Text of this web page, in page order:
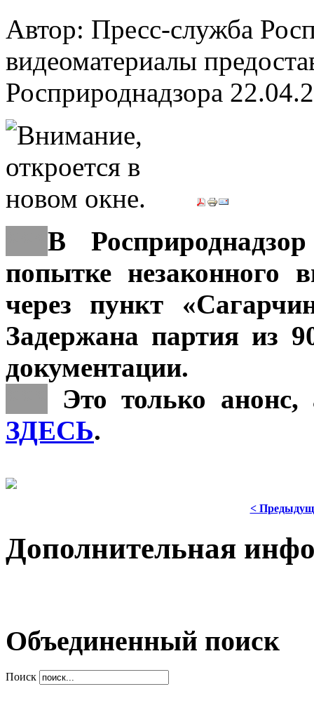
Автор: Пресс-служба
видеоматериалы
Росприроднадзора
В
попытке незаконного
через пункт
Задержана партия из
документации.
Это только
ЗДЕСЬ.
<
Дополнительная
Объединенный поиск
Поиск